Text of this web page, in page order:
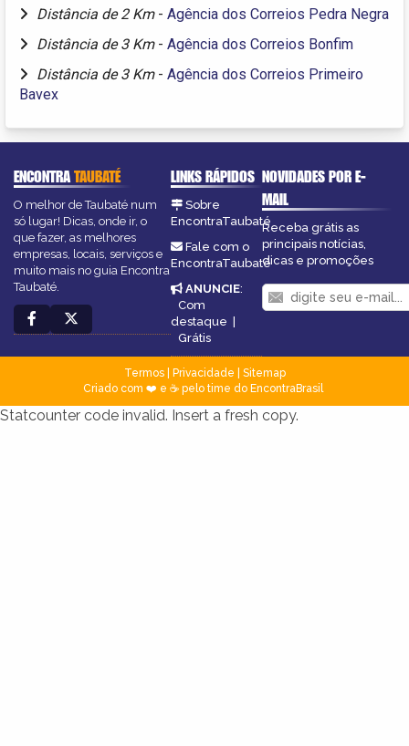
Distância de 2 Km - Agência dos Correios Pedra Negra
Distância de 3 Km - Agência dos Correios Bonfim
Distância de 3 Km - Agência dos Correios Primeiro
Bavex
ENCONTRATAUBATÉ
O melhor de Taubaté num
só lugar! Dicas, onde ir, o
que fazer, as melhores
empresas, locais, serviços e
muito mais no guia Encontra
Taubaté.
LINKS RÁPIDOS
Sobre
EncontraTaubaté
Fale com o
EncontraTaubaté
ANUNCIE:
Com
destaque |
Grátis
NOVIDADES POR E-
MAIL
Receba grátis as
principais notícias,
dicas e promoções
Termos| Privacidade
Sitemap
Criado com ❤️ e ☕ pelo time do EncontraBrasil
Statcounter code invalid. Insert a fresh copy.